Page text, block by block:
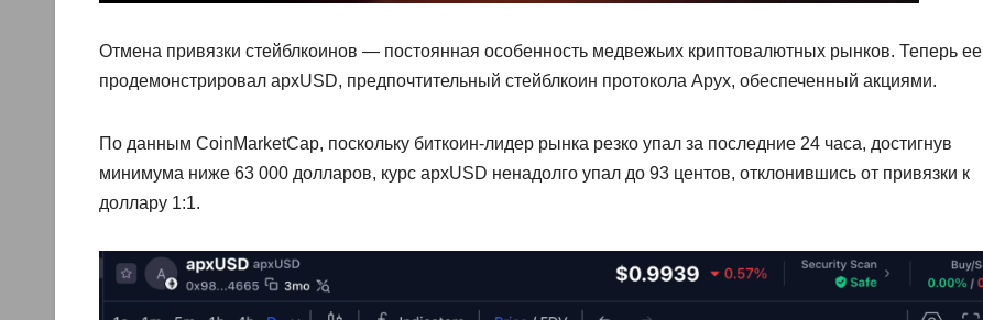
Отмена привязки стейблкоинов — постоянная особенность медвежьих криптовалютных рынков. Теперь ее
продемонстрировал apxUSD, предпочтительный стейблкоин протокола Apyx, обеспеченный акциями.
По данным CoinMarketCap, поскольку биткоин-лидер рынка резко упал за последние 24 часа, достигнув
минимума ниже 63 000 долларов, курс apxUSD ненадолго упал до 93 центов, отклонившись от привязки к
доллару 1:1.